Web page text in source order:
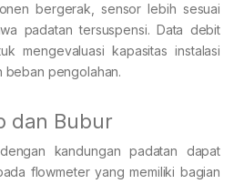
bergerak, sensor lebih sesuai
padatan tersuspensi. Data debit
mengevaluasi kapasitas instalasi
beban pengolahan.
dan Bubur
kandungan padatan dapat
flowmeter yang memiliki bagian